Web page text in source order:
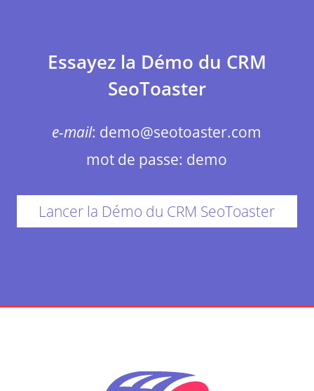
Essayez la Démo du CRM
SeoToaster
e-mail: demo@seotoaster.com
mot de passe: demo
Lancer la Démo du CRM SeoToaster